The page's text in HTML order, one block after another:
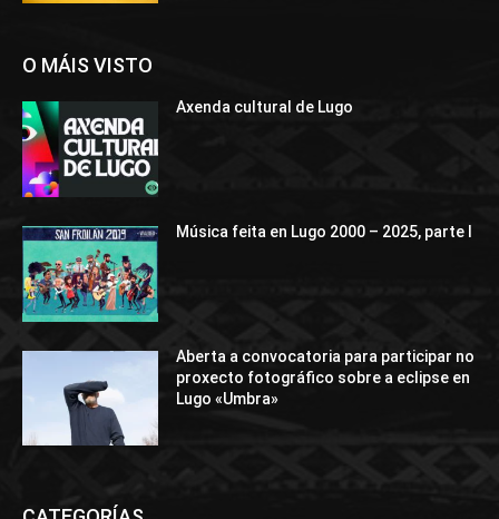
O MÁIS VISTO
Axenda cultural de Lugo
Música feita en Lugo 2000 – 2025, parte I
Aberta a convocatoria para participar no
proxecto fotográfico sobre a eclipse en
Lugo «Umbra»